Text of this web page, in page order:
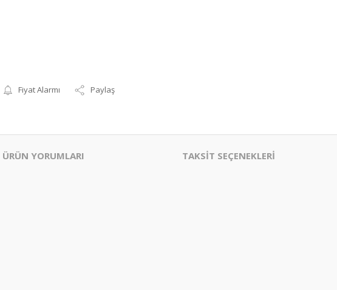
Fiyat Alarmı Paylaş
ÜRÜN YORUMLARI TAKSİT SEÇENEKLERİ